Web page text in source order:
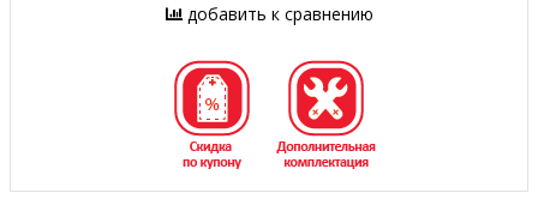
добавить к сравнению